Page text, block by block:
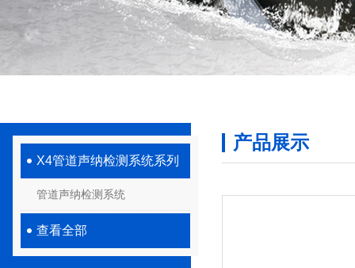
X4管道声纳检测系统系列
管道声纳检测系统
查看全部
产品展示